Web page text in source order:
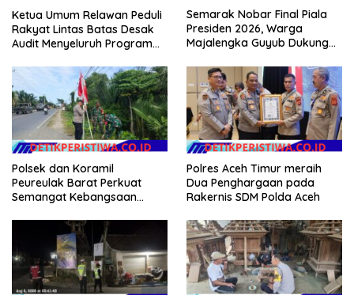
Ketua Umum Relawan Peduli
Rakyat Lintas Batas Desak
Audit Menyeluruh Program
Pertanyakan Efektivitas
Kinerja Dinas Pertanian
Semarak Nobar Final Piala
Presiden 2026, Warga
Majalengka Guyub Dukung
Kahayang
Polsek dan Koramil
Peureulak Barat Perkuat
Semangat Kebangsaan
Merah Putih
Polres Aceh Timur meraih
Dua Penghargaan pada
Rakernis SDM Polda Aceh